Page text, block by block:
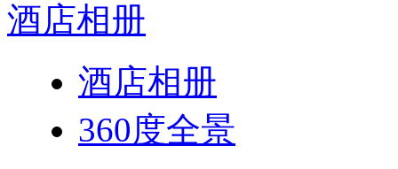
酒店相册
酒店相册
360度全景